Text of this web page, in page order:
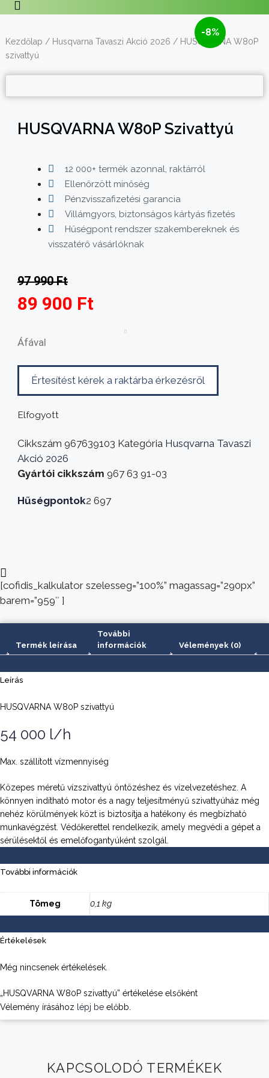
Kezdőlap / Husqvarna Tavaszi Akció 2026 / HUSQVARNA W80P
szivattyú
-8%
HUSQVARNA W80P Szivattyú
12 000+ termék azonnal, raktárról
Ellenőrzött minőség
Pénzvisszafizetési garancia
Villámgyors, biztonságos kártyás fizetés
Hűségpont rendszer szakembereknek és
visszatérő vásárlóknak
97 990Ft
Original
price
was:
97
990 Ft.
89 900 Ft
Current
price
is:
89
900 Ft.
Áfával
Értesítést kérek a raktárba érkezésről
Elfogyott
Cikkszám 967639103 Kategória Husqvarna Tavaszi
Akció 2026
Gyártói cikkszám 967 63 91-03
Hűségpontok2 697
[cofidis_kalkulator szelesseg=”100%” magassag=”290px”
barem=”959″ ]
Termék leírása
További
információk
Vélemények (0)
Leírás
HUSQVARNA W80P szivattyú
54 000 l/h
Max. szállított vízmennyiség
Közepes méretű vízszivattyú öntözéshez és vízelvezetéshez. A
könnyen indítható motor és a nagy teljesítményű szivattyúház még
nehéz körülmények közt is biztosítja a hatékony és megbízható
munkavégzést. Védőkerettel rendelkezik, amely megvédi a gépet a
sérülésektől és emelőfogantyúként szolgál.
További információk
Tömeg 0,1 kg
Értékelések
Még nincsenek értékelések.
„HUSQVARNA W80P szivattyú” értékelése elsőként
Vélemény írásához lépj be előbb.
KAPCSOLODÓ TERMÉKEK